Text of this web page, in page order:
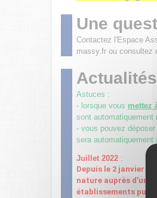
Une
Contactez l'Espace
massy.fr ou consultez
Actualités
Astuces :
- lorsque vous mettez
sont automatiquement
- vous pouvez
sera automatiquement
Juillet 2022 :
Depuis le 2 janvier
nature auprès
établissements